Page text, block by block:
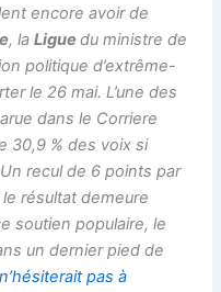
encore avoir de
, laLiguedu ministre de
politique d’extrême-
le 26 mai. L’une des
dans le Corriere
30,9 % des voix si
recul de 6 points par
résultat demeure
soutien populaire, le
un dernier pied de
n’hésiterait pas à